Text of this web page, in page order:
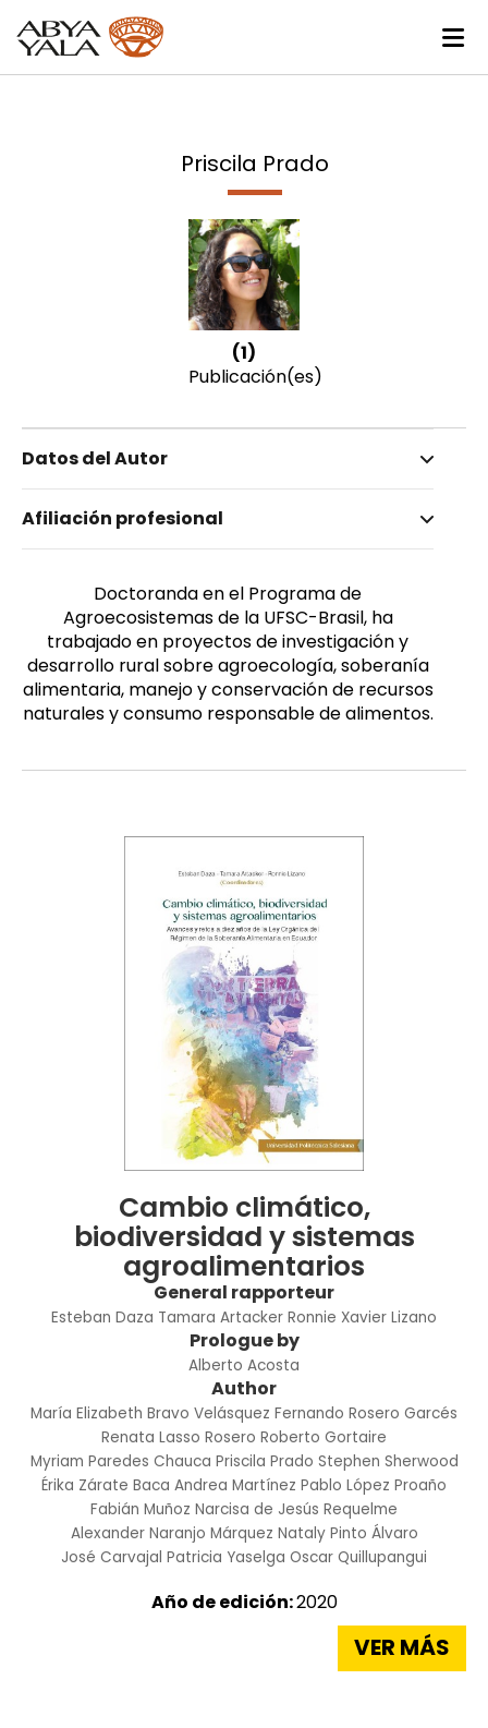
Priscila Prado
(1)
Publicación(es)
Datos del Autor
Prado, Priscila
Femenino
Afiliación profesional
Doctoranda en el Programa de
Agroecosistemas de la UFSC-Brasil, ha
trabajado en proyectos de investigación y
desarrollo rural sobre agroecología, soberanía
alimentaria, manejo y conservación de recursos
naturales y consumo responsable de alimentos.
Cambio climático,
biodiversidad y sistemas
agroalimentarios
General rapporteur
Esteban Daza Tamara Artacker Ronnie Xavier Lizano
Prologue by
Alberto Acosta
Author
María Elizabeth Bravo Velásquez Fernando Rosero Garcés
Renata Lasso Rosero Roberto Gortaire
Myriam Paredes Chauca Priscila Prado Stephen Sherwood
Érika Zárate Baca Andrea Martínez Pablo López Proaño
Fabián Muñoz Narcisa de Jesús Requelme
Alexander Naranjo Márquez Nataly Pinto Álvaro
José Carvajal Patricia Yaselga Oscar Quillupangui
Año de edición:2020
VER MÁS